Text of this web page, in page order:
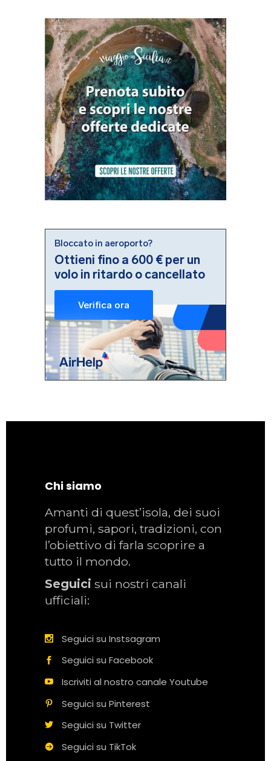
Chi siamo
Amanti di quest’isola, dei suoi
profumi, sapori, tradizioni, con
l’obiettivo di farla scoprire a
tutto il mondo.
Seguici sui nostri canali
ufficiali:
Seguici su Instsagram
Seguici su Facebook
Iscriviti al nostro canale Youtube
Seguici su Pinterest
Seguici su Twitter
Seguici su TikTok